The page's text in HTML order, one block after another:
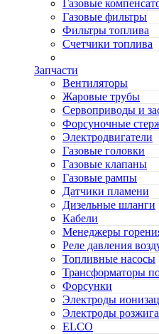
Газовые
Газовые фильтры
Фильтры топлива
Счетчики топлива
Запчасти
Вентиляторы
Жаровые трубы
Сервоприводы и
Форсуночные
Электродвигатели
Газовые головки
Газовые клапаны
Газовые рампы
Датчики пламени
Дизельные шланги
Кабели
Менеджеры
Реле давления
Топливные насосы
Трансформаторы
Форсунки
Электроды
Электроды розжига
ELCO